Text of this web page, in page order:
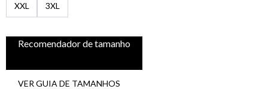
XXL 3XL
Recomendador de tamanho
VER GUIA DE TAMANHOS